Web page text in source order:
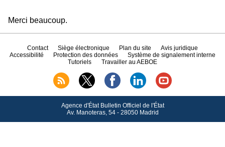
Merci beaucoup.
Contact Siège électronique Plan du site
Avis juridique
Accessibilité
Protection des données
Système de signalement interne
Tutoriels
Travailler au AEBOE
Agence d'État Bulletin Officiel de l'État
Av.Manoteras, 54 - 28050 Madrid